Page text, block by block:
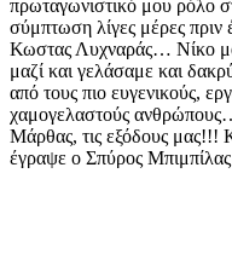
πρωταγωνιστικό μου ρόλο
σύμπτωση λίγες μέρες πριν
Κωστας Λυχναράς… Νίκο
μαζί και γελάσαμε και
από τους πιο ευγενικούς,
χαμογελαστούς
Μάρθας, τις εξόδους μας!!!
έγραψε ο Σπύρος